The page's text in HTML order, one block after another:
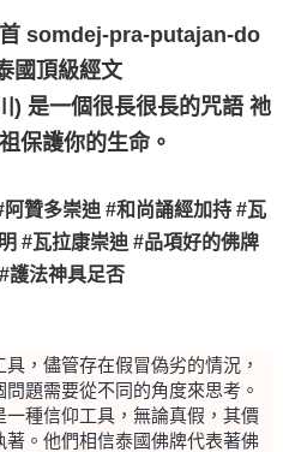
somdej-pra-putajan-do
國頂級經文
是一個很長很長的咒語 祂
保護你的生命。
贊多崇迪 #和尚誦經加持 #瓦
#瓦拉康崇迪 #品項好的佛牌
護法神具足否
，儘管存在假冒偽劣的情況，
題需要從不同的角度來思考。
種信仰工具，無論真假，其價
。他們相信泰國佛牌代表著佛